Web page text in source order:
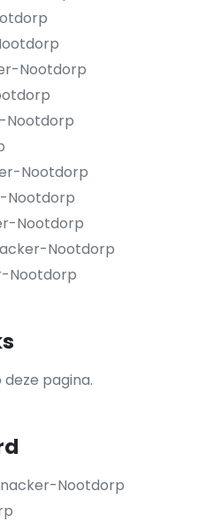
Nootdorp
Nootdorp
Nootdorp
Nootdorp
Nootdorp
Nootdorp
Nootdorp
pagina.
Nootdorp